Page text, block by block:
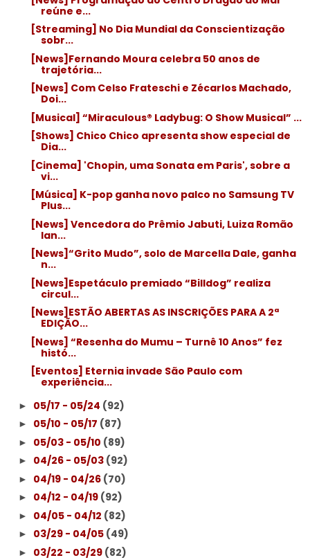
reúne e...
[Streaming] No Dia Mundial da Conscientização
sobr...
[News]Fernando Moura celebra 50 anos de
trajetória...
[News] Com Celso Frateschi e Zécarlos Machado,
Doi...
[Musical] “Miraculous® Ladybug: O Show Musical” ...
[Shows] Chico Chico apresenta show especial de
Dia...
[Cinema] 'Chopin, uma Sonata em Paris', sobre a
vi...
[Música] K-pop ganha novo palco no Samsung TV
Plus...
[News] Vencedora do Prêmio Jabuti, Luiza Romão
lan...
[News]“Grito Mudo”, solo de Marcella Dale, ganha
n...
[News]Espetáculo premiado “Billdog” realiza
circul...
[News]ESTÃO ABERTAS AS INSCRIÇÕES PARA A 2ª
EDIÇÃO...
[News] “Resenha do Mumu – Turnê 10 Anos” fez
histó...
[Eventos] Eternia invade São Paulo com
experiência...
► 05/17 - 05/24 (92)
► 05/10 - 05/17 (87)
► 05/03 - 05/10 (89)
► 04/26 - 05/03 (92)
► 04/19 - 04/26 (70)
► 04/12 - 04/19 (92)
► 04/05 - 04/12 (82)
► 03/29 - 04/05 (49)
► 03/22 - 03/29 (82)